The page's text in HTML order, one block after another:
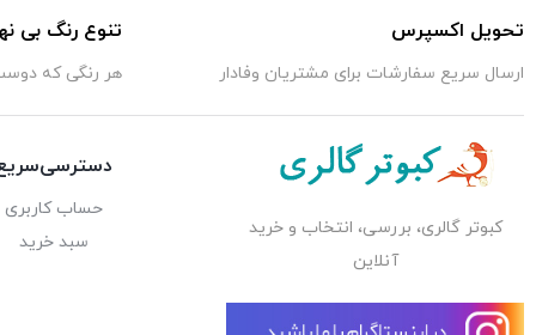
تحویل اکسپرس
ارسال سریع سفارشات برای مشتریان وفادار
تنوع رنگ بی
هر رنگی که
کبوتر گالری، بررسی، انتخاب و خرید
آنلاین
حساب کاربری
سبد خرید